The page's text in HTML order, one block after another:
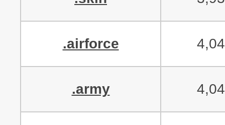
.airforce
.army